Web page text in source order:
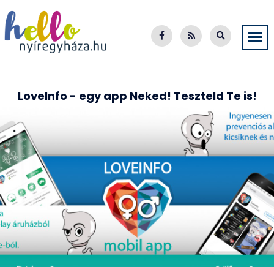
LoveInfo - egy app Neked! Teszteld Te is!